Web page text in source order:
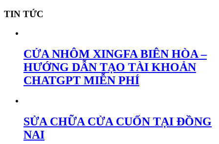
TIN TỨC
CỬA NHÔM XINGFA BIÊN HÒA –
HƯỚNG DẪN TẠO TÀI KHOẢN
CHATGPT MIỄN PHÍ
SỬA CHỮA CỬA CUỐN TẠI ĐỒNG
NAI